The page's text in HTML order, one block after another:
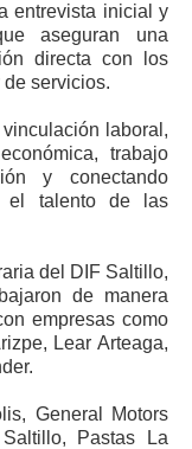
entrevista inicial y
aseguran una
directa con los
servicios.
laboral,
trabajo
y conectando
el talento de las
del DIF Saltillo,
de manera
empresas como
Lear Arteaga,
General Motors
Pastas La